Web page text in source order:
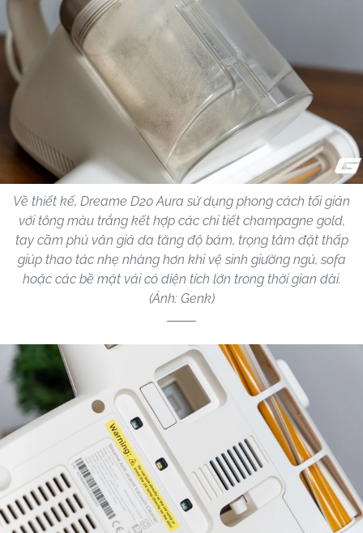
Về thiết kế, Dreame D20 Aura sử dụng phong cách tối giản
với tông màu trắng kết hợp các chi tiết champagne gold,
tay cầm phủ vân giả da tăng độ bám, trọng tâm đặt thấp
giúp thao tác nhẹ nhàng hơn khi vệ sinh giường ngủ, sofa
hoặc các bề mặt vải có diện tích lớn trong thời gian dài.
(Ảnh: Genk)